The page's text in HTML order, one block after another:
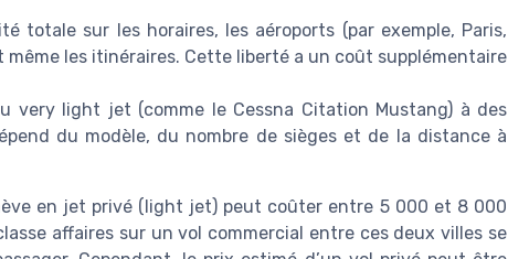
totale sur les horaires, les aéroports (par exemple, Paris,
même les itinéraires. Cette liberté a un coût supplémentaire
very light jet (comme le Cessna Citation Mustang) à des
du modèle, du nombre de sièges et de la distance à
en jet privé (light jet) peut coûter entre 5 000 et 8 000
affaires sur un vol commercial entre ces deux villes se